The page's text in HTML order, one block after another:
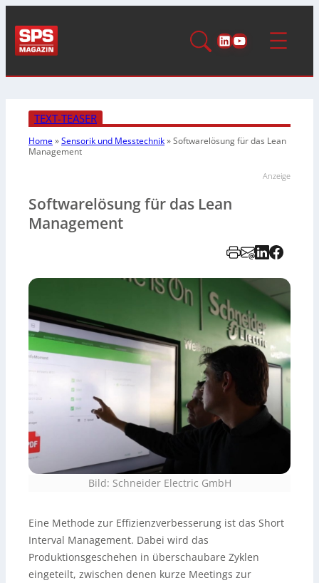
LinkedIn
YouTube
TEXT-TEASER
Home»Sensorik und Messtechnik»Softwarelösung für das Lean
Management
Anzeige
Softwarelösung für das Lean
Management
Bild: Schneider Electric GmbH
Eine Methode zur Effizienzverbesserung ist das Short
Interval Management. Dabei wird das
Produktionsgeschehen in überschaubare Zyklen
eingeteilt, zwischen denen kurze Meetings zur